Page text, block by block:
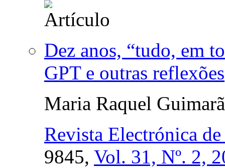
Dez anos, “tudo, em
GPT e outras reflexões
Maria Raquel
Revista Electrónica
9845, Vol. 31, Nº. 2,